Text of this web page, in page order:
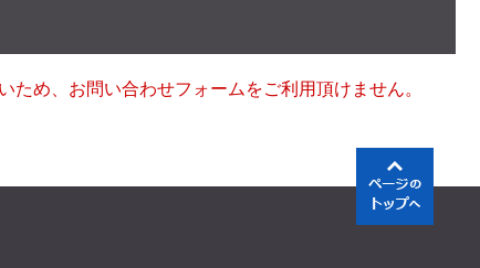
め、お問い合わせフォームをご利用頂けません。